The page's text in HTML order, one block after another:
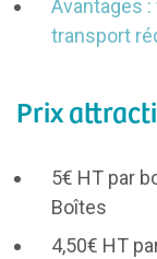
Avantages
transport
Prix
5€ HT par
Boîtes
4,50€ HT